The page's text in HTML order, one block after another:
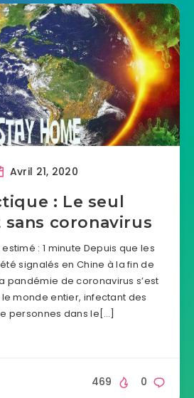
Avril 21, 2020
: Le seul
coronavirus
: 1 minute Depuis que les
signalés en Chine à la fin de
pandémie de coronavirus s’est
monde entier, infectant des
personnes dans le[…]
0
469